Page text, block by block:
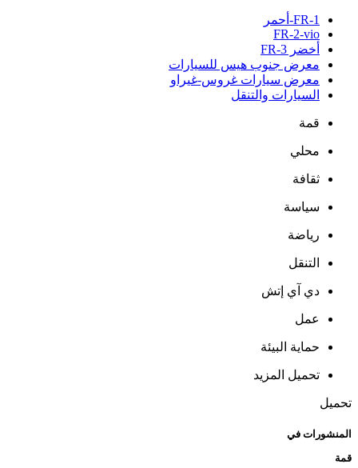
FR-1-أحمر
FR-2-vio
أخضر FR-3
معرض جنوب هيس للسيارات
معرض سيارات غروس-غيراو
السيارات والتنقل
قمة
محلي
ثقافة
سياسة
رياضة
التنقل
دي آي إتش
عمل
حماية البيئة
تحميل المزيد
تحميل
المنشورات في
قمة